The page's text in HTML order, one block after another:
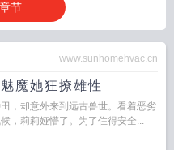
节...
www.sunhomehvac.cn
魔她狂撩雄性
，却意外来到远古兽世。看着恶劣
，莉莉娅懵了。为了住得安全...